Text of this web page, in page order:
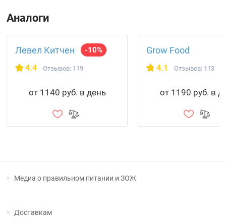
Аналоги
Левел Китчен -10%
4.4 Отзывов: 119
от 1140 руб. в день
Grow Food
4.1 Отзывов: 113
от 1190 руб. в
Медиа о правильном питании и ЗОЖ
Доставкам